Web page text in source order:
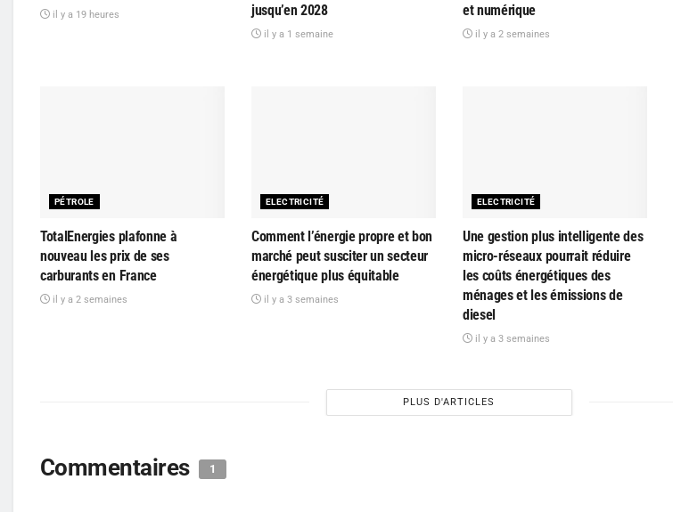
il y a 19 heures
jusqu’en 2028
il y a 1 semaine
et numérique
il y a 2 semaines
PÉTROLE
TotalEnergies plafonne à
nouveau les prix de ses
carburants en France
il y a 2 semaines
ELECTRICITÉ
Comment l’énergie propre et bon
marché peut susciter un secteur
énergétique plus équitable
il y a 3 semaines
ELECTRICITÉ
Une gestion plus intelligente des
micro-réseaux pourrait réduire
les coûts énergétiques des
ménages et les émissions de
diesel
il y a 3 semaines
PLUS D'ARTICLES
Commentaires 1